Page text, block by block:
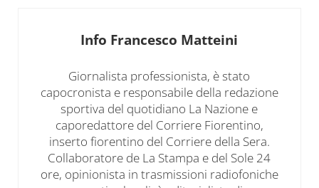
Info Francesco Matteini
Giornalista professionista, è stato
capocronista e responsabile della redazione
sportiva del quotidiano La Nazione e
caporedattore del Corriere Fiorentino,
inserto fiorentino del Corriere della Sera.
Collaboratore de La Stampa e del Sole 24
ore, opinionista in trasmissioni radiofoniche